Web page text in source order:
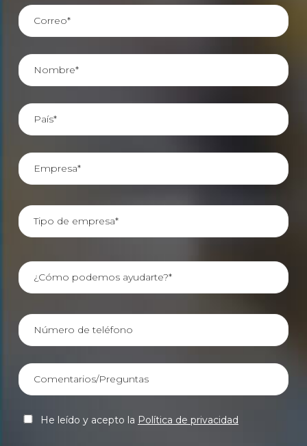
He leído y acepto la Política de privacidad